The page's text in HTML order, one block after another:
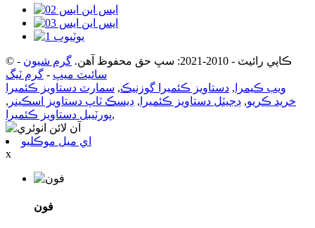
© ڪاپي رائيٽ - 2010-2021: سڀ حق محفوظ آهن. گرم شيون -
سائيٽ ميپ - گرم ٽيگ
ويب ڪيمرا , دستاويز ڪئميرا گوزنيڪ, سمارٽ دستاويز ڪئميرا
خريد ڪريو, ڊجيٽل دستاويز ڪئميرا , ڊيسڪ ٽاپ دستاويز اسڪينر ,
پورٽيبل دستاويز ڪئميرا,
اي ميل موڪليو
x
فون